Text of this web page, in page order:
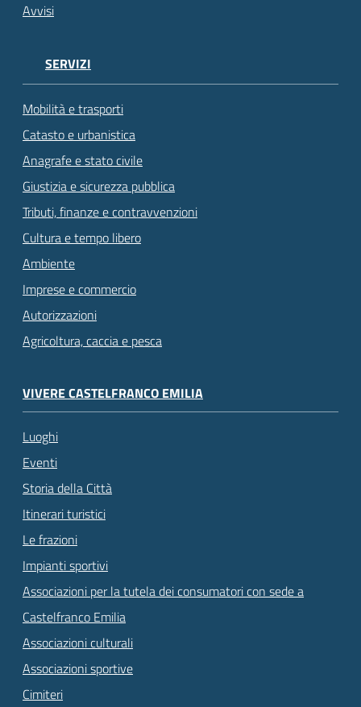
Avvisi
SERVIZI
Mobilità e trasporti
Catasto e urbanistica
Anagrafe e stato civile
Giustizia e sicurezza pubblica
Tributi, finanze e contravvenzioni
Cultura e tempo libero
Ambiente
Imprese e commercio
Autorizzazioni
Agricoltura, caccia e pesca
VIVERE CASTELFRANCO EMILIA
Luoghi
Eventi
Storia della Città
Itinerari turistici
Le frazioni
Impianti sportivi
Associazioni per la tutela dei consumatori con sede a
Castelfranco Emilia
Associazioni culturali
Associazioni sportive
Cimiteri